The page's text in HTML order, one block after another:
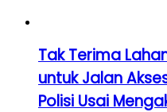
Tak Terima
untuk Jalan
Polisi Usai